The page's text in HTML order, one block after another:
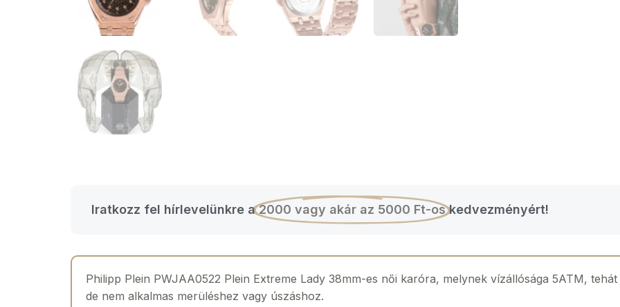
Iratkozz fel hírlevelünkre a2000 vagy akár az 5000 Ft-os kedvezményért!
Philipp Plein PWJAA0522 Plein Extreme Lady 38mm-es női karóra, melynek vízállósága 5ATM,
de nem alkalmas merüléshez vagy úszáshoz.